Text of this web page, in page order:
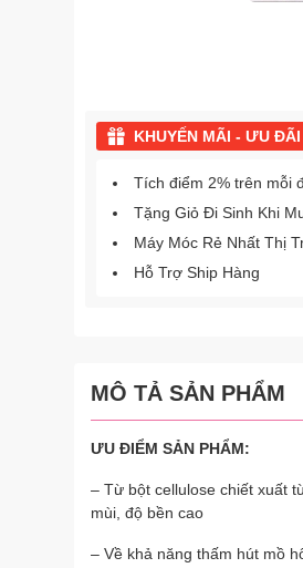
KHUYẾN MÃI - ƯU ĐÃI
Tích điểm 2% trên mỗi
Tặng Giỏ Đi Sinh Khi
Máy Móc Rẻ Nhất Thị
Hỗ Trợ Ship Hàng
MÔ TẢ SẢN PHẨM
ƯU ĐIỂM SẢN PHẨM:
– Từ bột cellulose chiết xuất
mùi, độ bền cao
– Về khả năng thấm hút mồ